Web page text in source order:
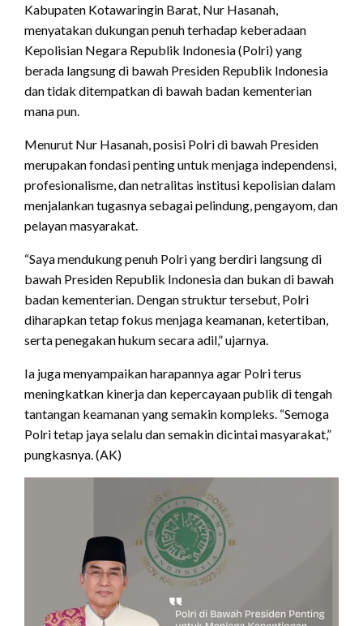
Kabupaten Kotawaringin Barat, Nur Hasanah,
menyatakan dukungan penuh terhadap keberadaan
Kepolisian Negara Republik Indonesia (Polri) yang
berada langsung di bawah Presiden Republik Indonesia
dan tidak ditempatkan di bawah badan kementerian
mana pun.
Menurut Nur Hasanah, posisi Polri di bawah Presiden
merupakan fondasi penting untuk menjaga independensi,
profesionalisme, dan netralitas institusi kepolisian dalam
menjalankan tugasnya sebagai pelindung, pengayom, dan
pelayan masyarakat.
“Saya mendukung penuh Polri yang berdiri langsung di
bawah Presiden Republik Indonesia dan bukan di bawah
badan kementerian. Dengan struktur tersebut, Polri
diharapkan tetap fokus menjaga keamanan, ketertiban,
serta penegakan hukum secara adil,” ujarnya.
Ia juga menyampaikan harapannya agar Polri terus
meningkatkan kinerja dan kepercayaan publik di tengah
tantangan keamanan yang semakin kompleks. “Semoga
Polri tetap jaya selalu dan semakin dicintai masyarakat,”
pungkasnya. (AK)